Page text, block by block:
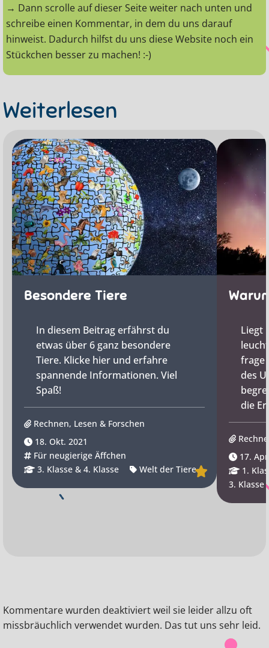
→ Dann scrolle auf dieser Seite weiter nach unten und
schreibe einen Kommentar, in dem du uns darauf
hinweist. Dadurch hilfst du uns diese Website noch ein
Stückchen besser zu machen! :-)
Weiterlesen
Besondere Tiere
In diesem Beitrag erfährst du
etwas über 6 ganz besondere
Tiere. Klicke hier und erfahre
spannende Informationen. Viel
Spaß!
Rechnen, Lesen & Forschen
18. Okt. 2021
Für neugierige Äffchen
3. Klasse & 4. Klasse
Welt der Tiere
Liegt
frage
des
die
17.
1.
3. Klasse
Kommentare wurden deaktiviert weil sie leider allzu oft
missbräuchlich verwendet wurden. Das tut uns sehr leid.